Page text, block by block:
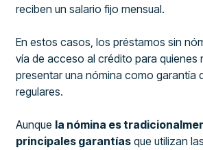
reciben un salario fijo mensual.
En estos casos, los préstamos sin
vía de acceso al crédito para quienes
presentar una nómina como garantía
regulares.
Aunque la nómina es
principales garantías que utilizan